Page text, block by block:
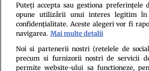
Puteți accepta sau gestiona preferințele
opune utilizării unui interes legitim
confidențialitate. Aceste alegeri vor fi
navigarea. Mai multe detalii
Noi si partenerii nostri (retelele de
precum si furnizorii nostri de servicii
permite website-ului sa functioneze,